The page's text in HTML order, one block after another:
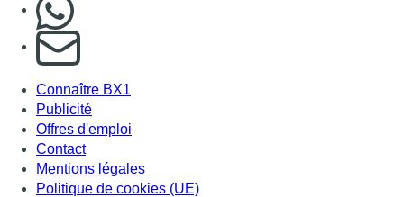
S'abonner à notre newsletter
Connaître BX1
Publicité
Offres d'emploi
Contact
Mentions légales
Politique de cookies (UE)